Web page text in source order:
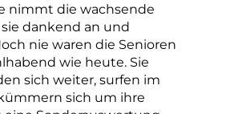
nimmt die wachsende
dankend an und
nie waren die Senioren
wie heute. Sie
sich weiter, surfen im
sich um ihre